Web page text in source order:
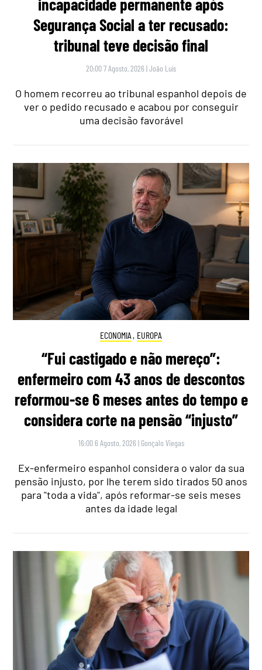
Segurança Social a ter recusado:
tribunal teve decisão final
20:00 7 Agosto, 2026 |João Luís
O homem recorreu ao tribunal espanhol depois de
ver o pedido recusado e acabou por conseguir
uma decisão favorável
ECONOMIA , EUROPA
“Fui castigado e não mereço”:
enfermeiro com 43 anos de descontos
reformou-se 6 meses antes do tempo e
considera corte na pensão “injusto”
16:00 6 Agosto, 2026 | Gonçalo Viegas
Ex-enfermeiro espanhol considera o valor da sua
pensão injusto, por lhe terem sido tirados 50 anos
para "toda a vida", após reformar-se seis meses
antes da idade legal